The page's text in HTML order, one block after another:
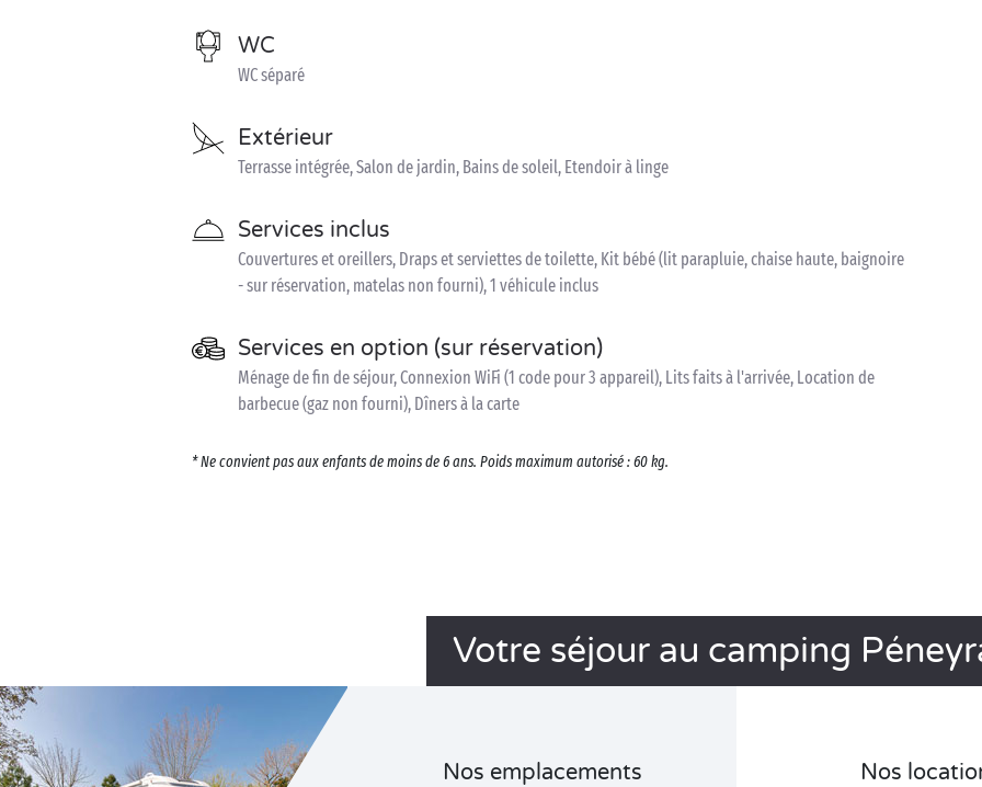
WC
WC séparé
Extérieur
Terrasse intégrée, Salon de jardin, Bains de soleil, Etendoir à linge
Services inclus
Couvertures et oreillers, Draps et serviettes de toilette, Kit bébé (lit parapluie, chaise haute, baignoire
- sur réservation, matelas non fourni), 1 véhicule inclus
Services en option (sur réservation)
Ménage de fin de séjour, Connexion WiFi (1 code pour 3 appareil), Lits faits à l'arrivée, Location de
barbecue (gaz non fourni), Dîners à la carte
* Ne convient pas aux enfants de moins de 6 ans. Poids maximum autorisé : 60 kg.
Votre séjour au camping
Nos emplacements Nos